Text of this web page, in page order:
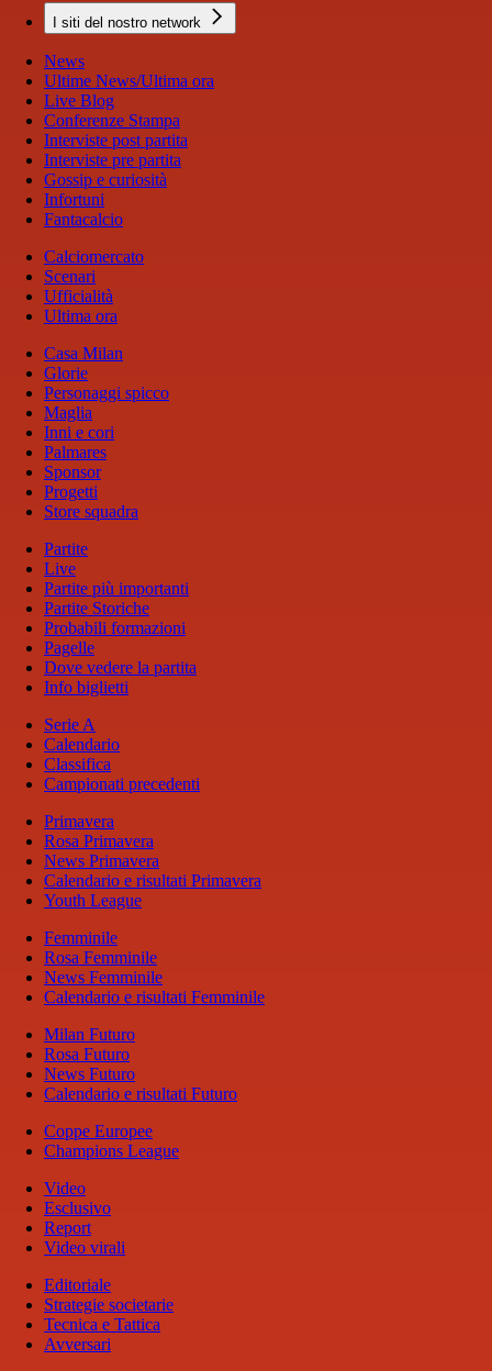
I siti del nostro network
News
Ultime News/Ultima ora
Live Blog
Conferenze Stampa
Interviste post partita
Interviste pre partita
Gossip e curiosità
Infortuni
Fantacalcio
Calciomercato
Scenari
Ufficialità
Ultima ora
Casa Milan
Glorie
Personaggi spicco
Maglia
Inni e cori
Palmares
Sponsor
Progetti
Store squadra
Partite
Live
Partite più importanti
Partite Storiche
Probabili formazioni
Pagelle
Dove vedere la partita
Info biglietti
Serie A
Calendario
Classifica
Campionati precedenti
Primavera
Rosa Primavera
News Primavera
Calendario e risultati Primavera
Youth League
Femminile
Rosa Femminile
News Femminile
Calendario e risultati Femminile
Milan Futuro
Rosa Futuro
News Futuro
Calendario e risultati Futuro
Coppe Europee
Champions League
Video
Esclusivo
Report
Video virali
Editoriale
Strategie societarie
Tecnica e Tattica
Avversari